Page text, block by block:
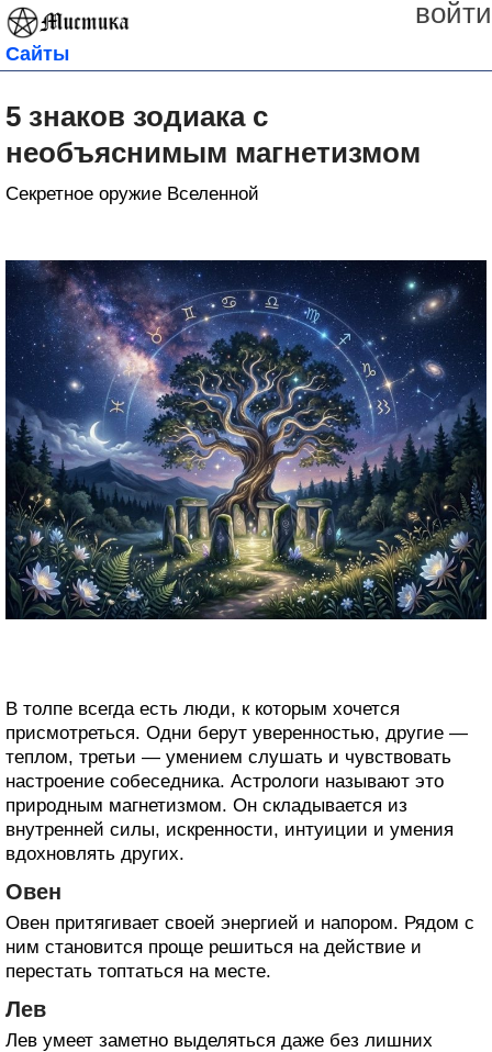
войти
Сайты
5 знаков зодиака с
необъяснимым магнетизмом
Секретное оружие Вселенной
В толпе всегда есть люди, к которым хочется
присмотреться. Одни берут уверенностью, другие —
теплом, третьи — умением слушать и чувствовать
настроение собеседника. Астрологи называют это
природным магнетизмом. Он складывается из
внутренней силы, искренности, интуиции и умения
вдохновлять других.
Овен
Овен притягивает своей энергией и напором. Рядом с
ним становится проще решиться на действие и
перестать топтаться на месте.
Лев
Лев умеет заметно выделяться даже без лишних